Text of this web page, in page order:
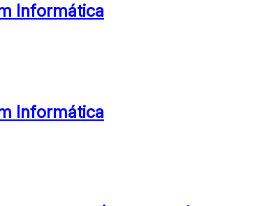
Informática
Informática